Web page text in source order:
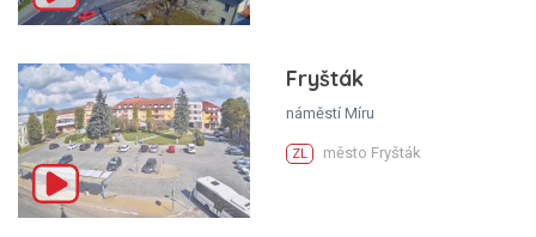
Fryšták
náměstí Míru
ZL město Fryšták